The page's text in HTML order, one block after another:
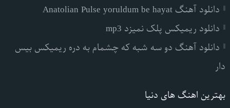
دانلود آهنگ Anatolian Pulse yoruldum be hayat
دانلود ریمیکس پلک نمیزد mp3
دانلود آهنگ دو سه شبه که چشمام به دره ریمیکس بیس
دار
بهترین اهنگ های دنیا